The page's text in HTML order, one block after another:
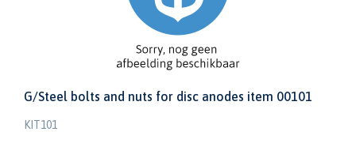
G/Steel bolts and nuts for disc anodes item 00101
KIT101